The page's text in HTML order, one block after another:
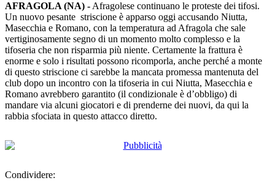
AFRAGOLA (NA) - Afragolese continuano le proteste dei tifosi.
Un nuovo pesante striscione è apparso oggi accusando Niutta,
Masecchia e Romano, con la temperatura ad Afragola che sale
vertiginosamente segno di un momento molto complesso e la
tifoseria che non risparmia più niente. Certamente la frattura è
enorme e solo i risultati possono ricomporla, anche perché a monte
di questo striscione ci sarebbe la mancata promessa mantenuta del
club dopo un incontro con la tifoseria in cui Niutta, Masecchia e
Romano avrebbero garantito (il condizionale è d’obbligo) di
mandare via alcuni giocatori e di prenderne dei nuovi, da qui la
rabbia sfociata in questo attacco diretto.
Condividere: